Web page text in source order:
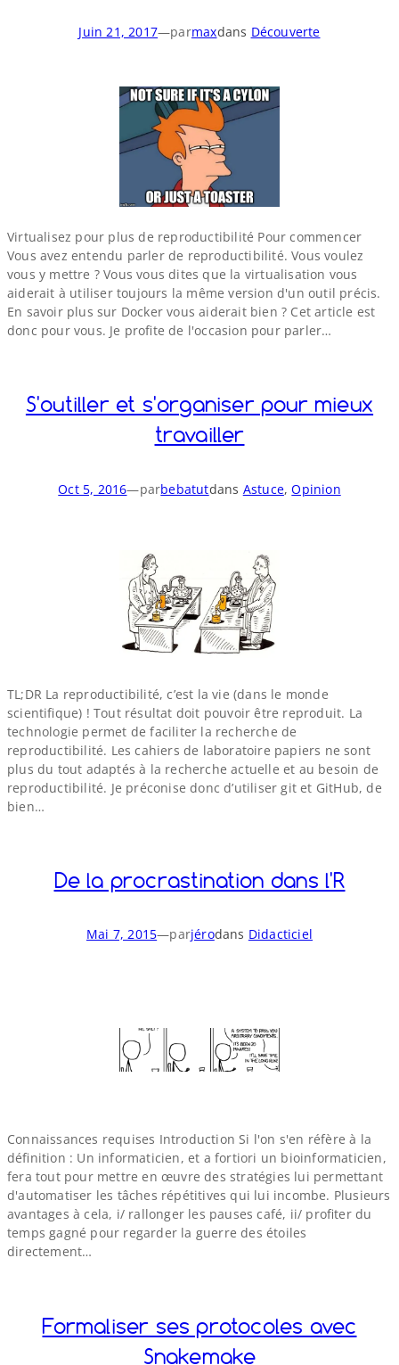
Juin 21, 2017—parmaxdans Découverte
Virtualisez pour plus de reproductibilité Pour commencer
Vous avez entendu parler de reproductibilité. Vous voulez
vous y mettre ? Vous vous dites que la virtualisation vous
aiderait à utiliser toujours la même version d'un outil précis.
En savoir plus sur Docker vous aiderait bien ? Cet article est
donc pour vous. Je profite de l'occasion pour parler…
S'outiller et s'organiser pour mieux
travailler
Oct 5, 2016—parbebatutdans Astuce, Opinion
TL;DR La reproductibilité, c’est la vie (dans le monde
scientifique) ! Tout résultat doit pouvoir être reproduit. La
technologie permet de faciliter la recherche de
reproductibilité. Les cahiers de laboratoire papiers ne sont
plus du tout adaptés à la recherche actuelle et au besoin de
reproductibilité. Je préconise donc d’utiliser git et GitHub, de
bien…
De la procrastination dans l'R
Mai 7, 2015—parjérodans Didacticiel
Connaissances requises Introduction Si l'on s'en réfère à la
définition : Un informaticien, et a fortiori un bioinformaticien,
fera tout pour mettre en œuvre des stratégies lui permettant
d'automatiser les tâches répétitives qui lui incombe. Plusieurs
avantages à cela, i/​ rallonger les pauses café, ii/​ profiter du
temps gagné pour regarder la guerre des étoiles
directement…
Formaliser ses protocoles avec
Snakemake